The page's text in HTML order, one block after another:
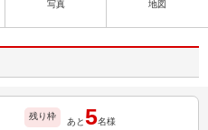
写真 地図
残り枠
あと5名様